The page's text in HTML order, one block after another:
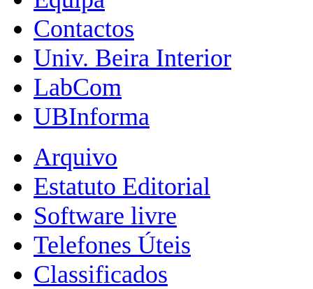
Contactos
Univ. Beira Interior
LabCom
UBInforma
Arquivo
Estatuto Editorial
Software livre
Telefones Úteis
Classificados